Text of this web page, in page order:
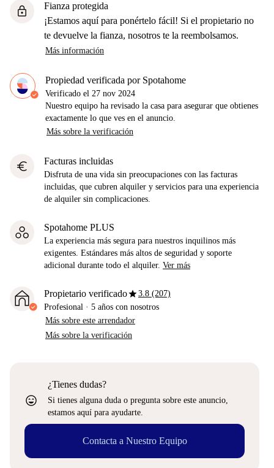
lock
Fianza protegida
¡Estamos aquí para ponértelo fácil! Si el propietario no
te devuelve la fianza, nosotros te la reembolsamos.
Más información
Propiedad verificada por Spotahome
Verificado el 27 nov 2024
Nuestro equipo ha revisado la casa para asegurar que obtienes
exactamente lo que ves en el anuncio.
Más sobre la verificación
euro Facturas incluidas
Disfruta de una vida sin preocupaciones con las facturas
incluidas, que cubren alquiler y servicios para una experiencia
de alquiler sin complicaciones.
Spotahome PLUS
La experiencia más segura para nuestros inquilinos más
exigentes. Estándares más altos de seguridad y soporte
adicional durante todo el alquiler. Ver más
Propietario verificadostar3.8 (207)
Profesional · 5 años con nosotros
Más sobre este arrendador
Más sobre la verificación
sentiment_very_satisfied
¿Tienes dudas?
Si tienes alguna duda o pregunta sobre este anuncio,
estamos aquí para ayudarte.
Contacta a Nuestro Equipo